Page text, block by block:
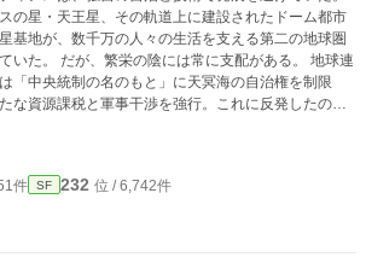
の星・天王星、その軌道上に建設されたドーム都市
基地が、数千万の人々の生活を支える第二の地球圏
には常に支配がある。 地球連
「中央統制の名のもと」に天冥海の自治権を制限
な資源課税と軍事干渉を強行。これに反発したの
イヴァンシ、謎多き交易商人ダラーらと共に、緊張
勢のなかで揺れ動く。 やがて、地球側から派遣され
司令官サンダーズとの対立は、ついに武力衝突へと
生きる者たちの、
件 SF 232 位 / 6,742件